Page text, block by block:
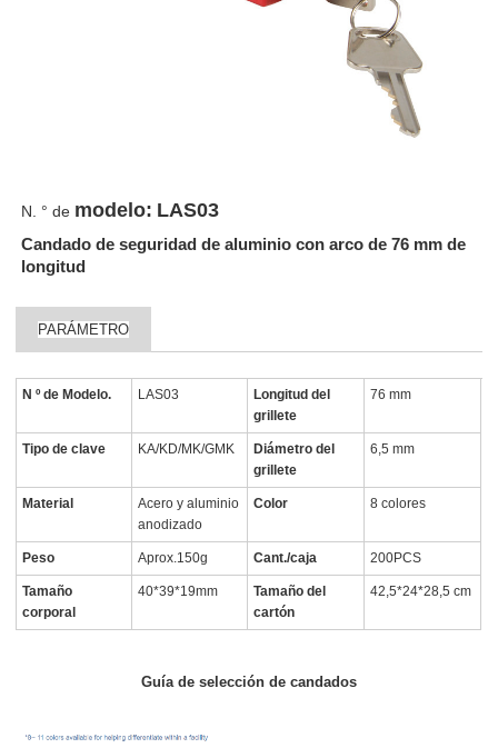
N. ° de modelo: LAS03
Candado de seguridad de aluminio con arco de 76 mm de
longitud
PARÁMETRO
N º de Modelo. LAS03
Longitud del
grillete
76 mm
Tipo de clave KA/KD/MK/GMK
Diámetro del
grillete
6,5 mm
Material
Acero y aluminio
anodizado
Color 8 colores
Peso Aprox.150g Cant./caja 200PCS
Tamaño
corporal
40*39*19mm
Tamaño del
cartón
42,5*24*28,5 cm
Guía de selección de candados